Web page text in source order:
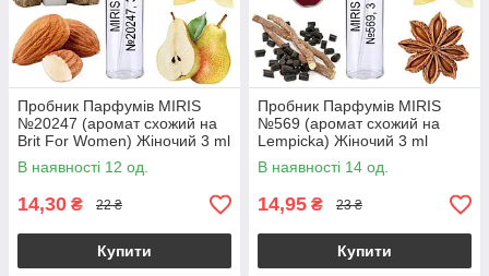
Пробник Парфумів MIRIS
№20247 (аромат схожий на
Brit For Women) Жіночий 3 ml
В наявності 12 од.
14,30 ₴ 22 ₴
Купити
Пробник Парфумів MIRIS
№569 (аромат схожий на
Lempicka) Жіночий 3 ml
В наявності 14 од.
14,95 ₴ 23 ₴
Купити